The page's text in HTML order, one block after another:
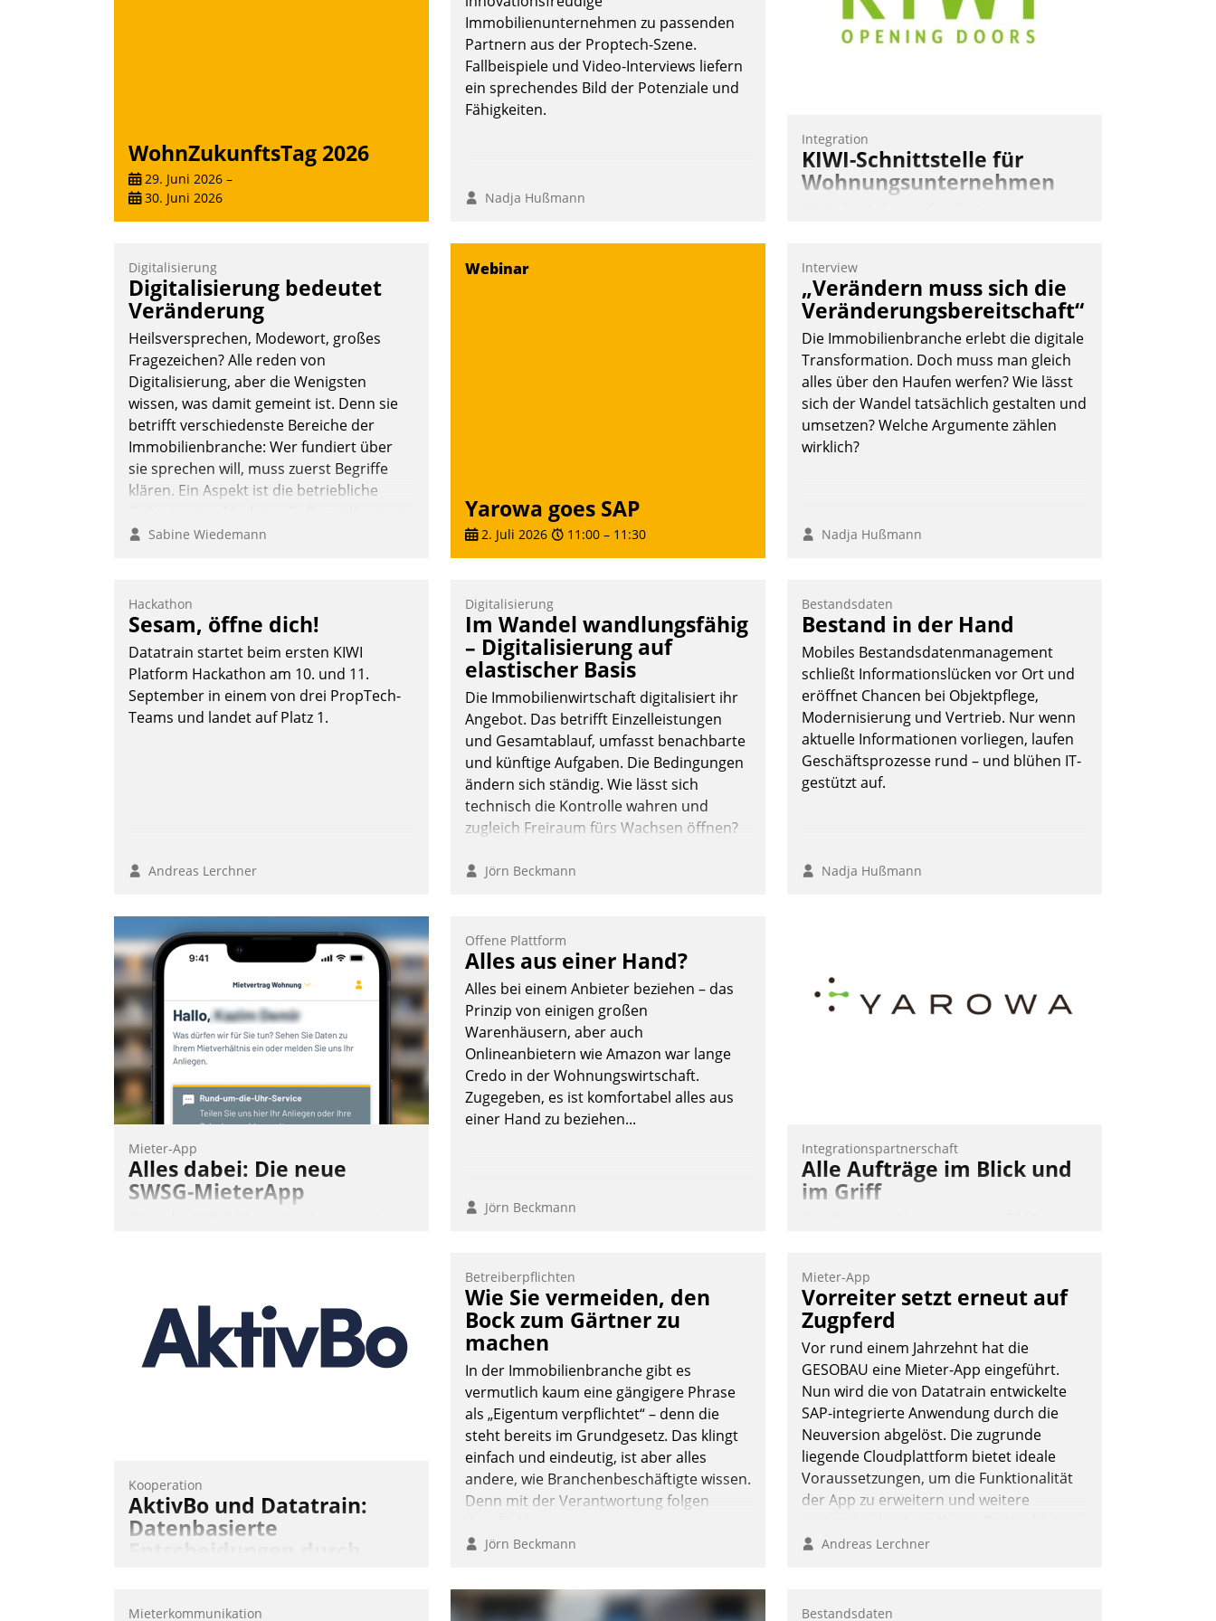
Kommunikationswege bei den
Empfängern ein.
Nadja Hußmann
WohnZukunftsTag 2026
29. Juni 2026 –
30. Juni 2026
Immobilienunternehmen zu passenden
Partnern aus der Proptech-Szene.
Fallbeispiele und Video-Interviews liefern
ein sprechendes Bild der Potenziale und
Fähigkeiten.
Nadja Hußmann
Integration
KIWI-Schnittstelle für
Wohnungsunternehmen
Softwareentwicklungshaus Datatrain.
Andreas Lerchner
Digitalisierung
Digitalisierung bedeutet
Veränderung
Heilsversprechen, Modewort, großes
Fragezeichen? Alle reden von
Digitalisierung, aber die Wenigsten
wissen, was damit gemeint ist. Denn sie
betrifft verschiedenste Bereiche der
Immobilienbranche: Wer fundiert über
sie sprechen will, muss zuerst Begriffe
klären. Ein Aspekt ist die betriebliche
ermöglichen große Einsparungen durch
Allein mit der Einführung einer neuen
Software ist es nicht getan. Die
Digitalisierung erfordert von
Unternehmen die Bereitschaft, sich zu
überprüfen, zu hinterfragen und zu
verändern.
Sabine Wiedemann
Webinar
Yarowa goes SAP
2. Juli 2026 11:00 – 11:30
Interview
„Verändern muss sich die
Veränderungsbereitschaft“
Die Immobilienbranche erlebt die digitale
Transformation. Doch muss man gleich
alles über den Haufen werfen? Wie lässt
sich der Wandel tatsächlich gestalten und
umsetzen? Welche Argumente zählen
wirklich?
Nadja Hußmann
Hackathon
Sesam, öffne dich!
Datatrain startet beim ersten KIWI
Platform Hackathon am 10. und 11.
September in einem von drei PropTech-
Teams und landet auf Platz 1.
Andreas Lerchner
Digitalisierung
Im Wandel wandlungsfähig
– Digitalisierung auf
elastischer Basis
Die Immobilienwirtschaft digitalisiert ihr
Angebot. Das betrifft Einzelleistungen
und Gesamtablauf, umfasst benachbarte
und künftige Aufgaben. Die Bedingungen
ändern sich ständig. Wie lässt sich
technisch die Kontrolle wahren und
zugleich Freiraum fürs Wachsen öffnen?
Jörn Beckmann
Bestandsdaten
Bestand in der Hand
Mobiles Bestandsdatenmanagement
schließt Informationslücken vor Ort und
eröffnet Chancen bei Objektpflege,
Modernisierung und Vertrieb. Nur wenn
aktuelle Informationen vorliegen, laufen
Geschäftsprozesse rund – und blühen IT-
gestützt auf.
Nadja Hußmann
Mieter-App
Alles dabei: Die neue
SWSG-MieterApp
einsehen und ändern oder
Schadensmeldungen abgeben – rund um
die Uhr.
Offene Plattform
Alles aus einer Hand?
Alles bei einem Anbieter beziehen – das
Prinzip von einigen großen
Warenhäusern, aber auch
Onlineanbietern wie Amazon war lange
Credo in der Wohnungswirtschaft.
Zugegeben, es ist komfortabel alles aus
einer Hand zu beziehen...
Jörn Beckmann
Integrationspartnerschaft
Alle Aufträge im Blick und
im Griff
und Verwaltung von Aufträgen der
operativen Instandhaltung in die SAP-
Systemlandschaft deutscher
Wohnungsunternehmen – und
beschleunigt damit den Weg vom
Mieteranliegen zum Dienstleisterauftrag.
Nadja Hußmann
Kooperation
AktivBo und Datatrain:
Datenbasierte
Betreiberpflichten
Wie Sie vermeiden, den
Bock zum Gärtner zu
machen
In der Immobilienbranche gibt es
vermutlich kaum eine gängigere Phrase
als „Eigentum verpflichtet“ – denn die
steht bereits im Grundgesetz. Das klingt
einfach und eindeutig, ist aber alles
andere, wie Branchenbeschäftigte wissen.
Denn mit der Verantwortung folgen
Jörn Beckmann
Mieter-App
Vorreiter setzt erneut auf
Zugpferd
Vor rund einem Jahrzehnt hat die
GESOBAU eine Mieter-App eingeführt.
Nun wird die von Datatrain entwickelte
SAP-integrierte Anwendung durch die
Neuversion abgelöst. Die zugrunde
liegende Cloudplattform bietet ideale
Voraussetzungen, um die Funktionalität
der App zu erweitern und weitere
in SAP zu integrieren.
Andreas Lerchner
Mieterkommunikation Bestandsdaten